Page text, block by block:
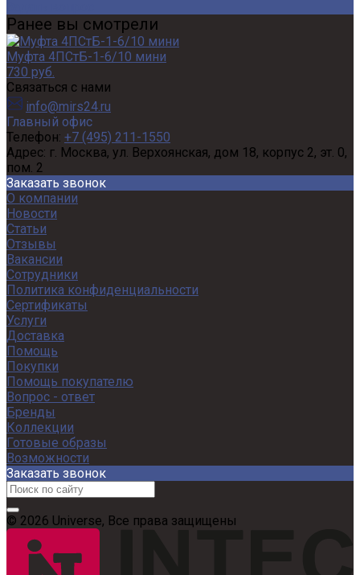
Ранее вы смотрели
Муфта 4ПСтБ-1-6/10 мини
730 руб.
Связаться с нами
info@mirs24.ru
Главный офис
Телефон: +7 (495) 211-1550
Адрес: г. Москва, ул. Верхоянская, дом 18, корпус 2, эт. 0,
пом. 2
Заказать звонок
О компании
Новости
Статьи
Отзывы
Вакансии
Сотрудники
Политика конфиденциальности
Сертификаты
Услуги
Доставка
Помощь
Покупки
Помощь покупателю
Вопрос - ответ
Бренды
Коллекции
Готовые образы
Возможности
Заказать звонок
© 2026 Universe, Все права защищены